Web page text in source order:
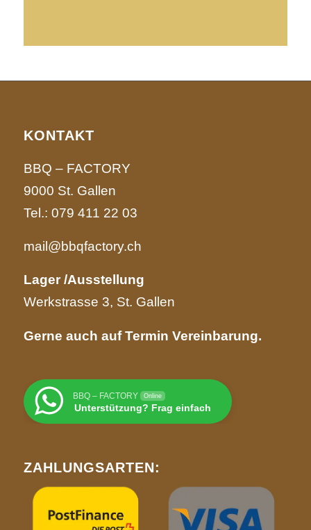
KONTAKT
BBQ – FACTORY
9000 St. Gallen
Tel.: 079 411 22 03
mail@bbqfactory.ch
Lager /Ausstellung
Werkstrasse 3, St. Gallen
Gerne auch auf Termin Vereinbarung.
BBQ – FACTORY Online
Unterstützung? Frag einfach
ZAHLUNGSARTEN: